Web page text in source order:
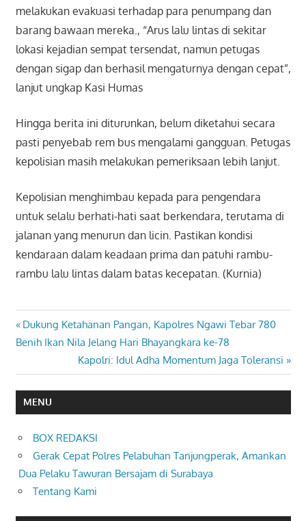
melakukan evakuasi terhadap para penumpang dan
barang bawaan mereka., “Arus lalu lintas di sekitar
lokasi kejadian sempat tersendat, namun petugas
dengan sigap dan berhasil mengaturnya dengan cepat”,
lanjut ungkap Kasi Humas
Hingga berita ini diturunkan, belum diketahui secara
pasti penyebab rem bus mengalami gangguan. Petugas
kepolisian masih melakukan pemeriksaan lebih lanjut.
Kepolisian menghimbau kepada para pengendara
untuk selalu berhati-hati saat berkendara, terutama di
jalanan yang menurun dan licin. Pastikan kondisi
kendaraan dalam keadaan prima dan patuhi rambu-
rambu lalu lintas dalam batas kecepatan. (Kurnia)
Navigasi
Previous
Post:
Dukung Ketahanan Pangan, Kapolres Ngawi Tebar 780
Benih Ikan Nila Jelang Hari Bhayangkara ke-78
Next
Post:
Kapolri: Idul Adha Momentum Jaga Toleransi
MENU
BOX REDAKSI
Gerak Cepat Polres Pelabuhan Tanjungperak, Amankan
Dua Pelaku Tawuran Bersajam di Surabaya
Tentang Kami